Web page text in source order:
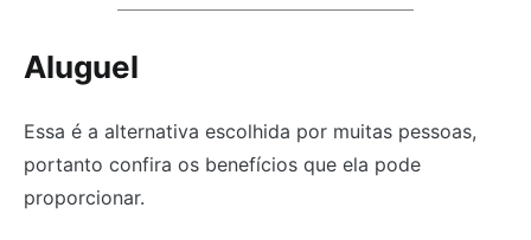
Aluguel
Essa é a alternativa escolhida por muitas pessoas,
portanto confira os benefícios que ela pode
proporcionar.